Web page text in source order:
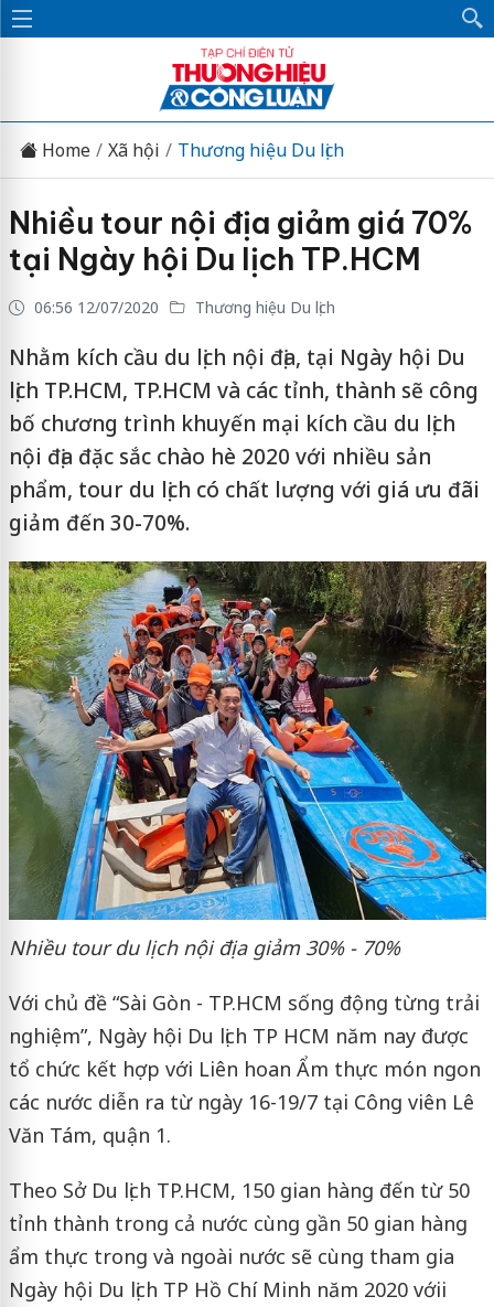
Home Xã hội Thương hiệu Du lịch
Nhiều tour nội địa giảm giá 70%
tại Ngày hội Du lịch TP.HCM
06:56 12/07/2020 Thương hiệu Du lịch
Nhằm kích cầu du lịch nội địa, tại Ngày hội Du
lịch TP.HCM, TP.HCM và các tỉnh, thành sẽ công
bố chương trình khuyến mại kích cầu du lịch
nội địa đặc sắc chào hè 2020 với nhiều sản
phẩm, tour du lịch có chất lượng với giá ưu đãi
giảm đến 30-70%.
Nhiều tour du lịch nội địa giảm 30% - 70%
Với chủ đề “Sài Gòn - TP.HCM sống động từng trải
nghiệm”, Ngày hội Du lịch TP HCM năm nay được
tổ chức kết hợp với Liên hoan Ẩm thực món ngon
các nước diễn ra từ ngày 16-19/7 tại Công viên Lê
Văn Tám, quận 1.
Theo Sở Du lịch TP.HCM, 150 gian hàng đến từ 50
tỉnh thành trong cả nước cùng gần 50 gian hàng
ẩm thực trong và ngoài nước sẽ cùng tham gia
Ngày hội Du lịch TP Hồ Chí Minh năm 2020 vớii